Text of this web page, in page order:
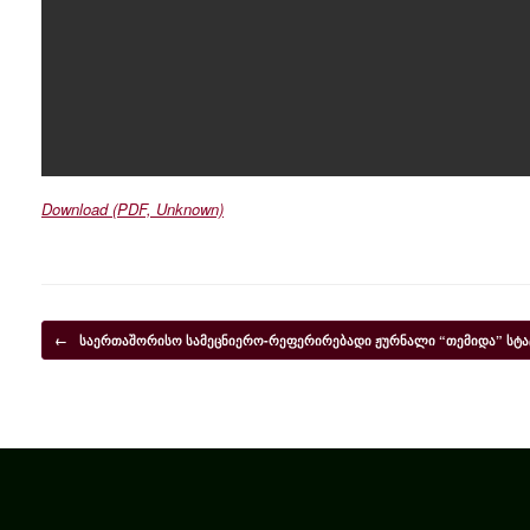
Download (PDF, Unknown)
Post navigation
← საერთაშორისო სამეცნიერო-რეფერირებადი ჟურნალი “თემიდა”